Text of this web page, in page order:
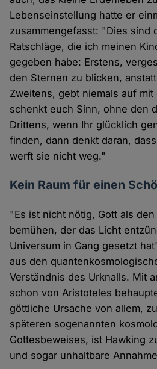
Lebenseinstellung hatte er
zusammengefasst: "Dies sind
Ratschläge, die ich meinen
gegeben habe: Erstens,
den Sternen zu blicken,
Zweitens, gebt niemals auf
schenkt euch Sinn, ohne den
Drittens, wenn Ihr glücklich
finden, dann denkt daran,
werft sie nicht weg."
Kein Raum für einen
"Es ist nicht nötig, Gott als
bemühen, der das Licht
Universum in Gang gesetzt
aus den
Verständnis des Urknalls. Mit
schon von Aristoteles
göttliche Ursache von allem,
späteren sogenannten
Gottesbeweises, ist Hawking
und sogar unhaltbare